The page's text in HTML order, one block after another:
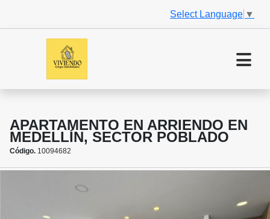
Select Language ▼
APARTAMENTO EN ARRIENDO EN
MEDELLÍN, SECTOR POBLADO
Código. 10094682